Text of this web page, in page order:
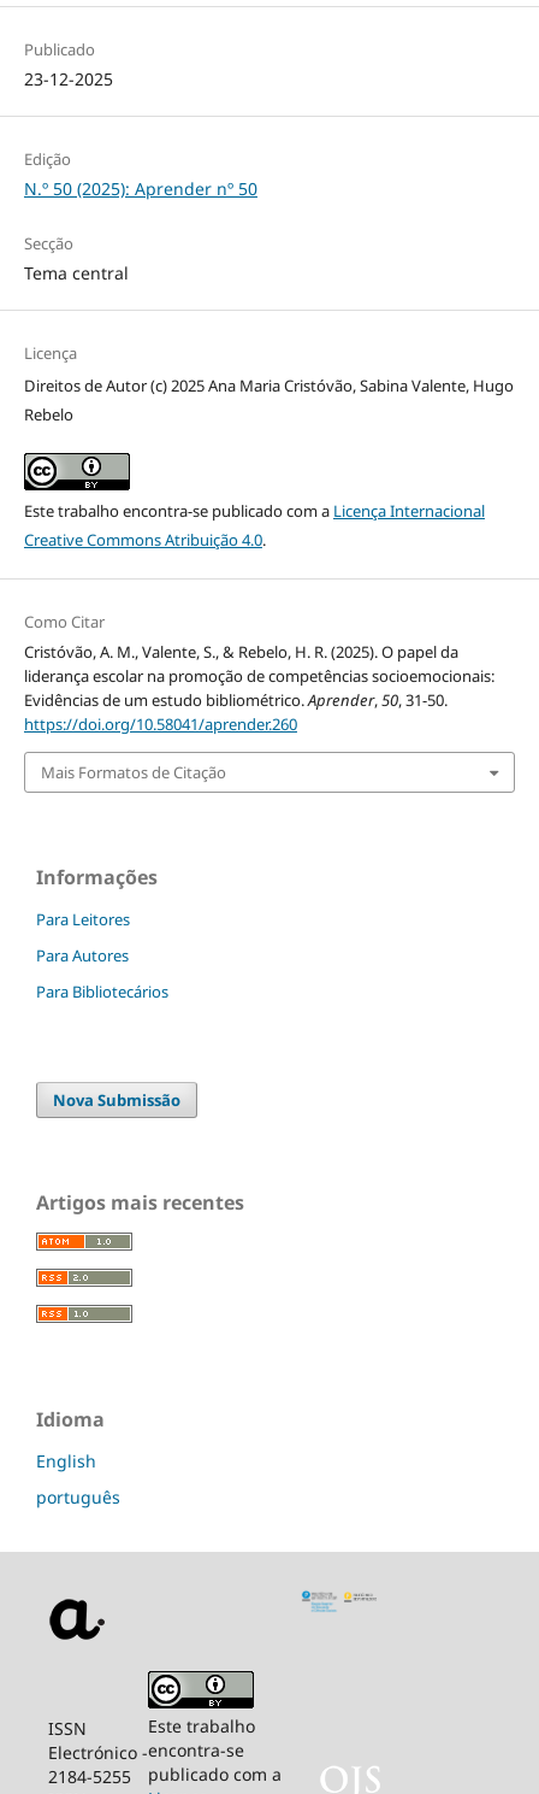
Publicado
23-12-2025
Edição
N.º 50 (2025): Aprender nº 50
Secção
Tema central
Licença
Direitos de Autor (c) 2025 Ana Maria Cristóvão, Sabina Valente, Hugo
Rebelo
Este trabalho encontra-se publicado com a Licença Internacional
Creative Commons Atribuição 4.0.
Como Citar
Cristóvão, A. M., Valente, S., & Rebelo, H. R. (2025). O papel da
liderança escolar na promoção de competências socioemocionais:
Evidências de um estudo bibliométrico.Aprender,50, 31-50.
https://doi.org/10.58041/aprender.260
Mais Formatos de Citação
Informações
Para Leitores
Para Autores
Para Bibliotecários
Nova Submissão
Artigos mais recentes
Idioma
English
português
ISSN
Electrónico -
2184-5255
Este trabalho
encontra-se
publicado com a